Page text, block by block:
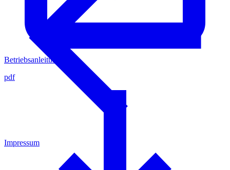
Betriebsanleitung
pdf
Impressum